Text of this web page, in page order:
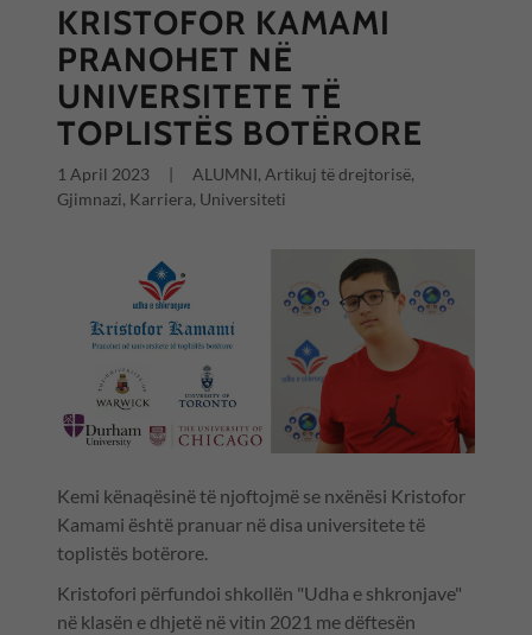
KRISTOFOR KAMAMI
PRANOHET NË
UNIVERSITETE TË
TOPLISTËS BOTËRORE
1 April 2023 |
ALUMNI, Artikuj të drejtorisë,
Gjimnazi, Karriera, Universiteti
Kemi kënaqësinë të njoftojmë se nxënësi Kristofor
Kamami është pranuar në disa universitete të
toplistës botërore.
Kristofori përfundoi shkollën "Udha e shkronjave"
në klasën e dhjetë në vitin 2021 me dëftesën